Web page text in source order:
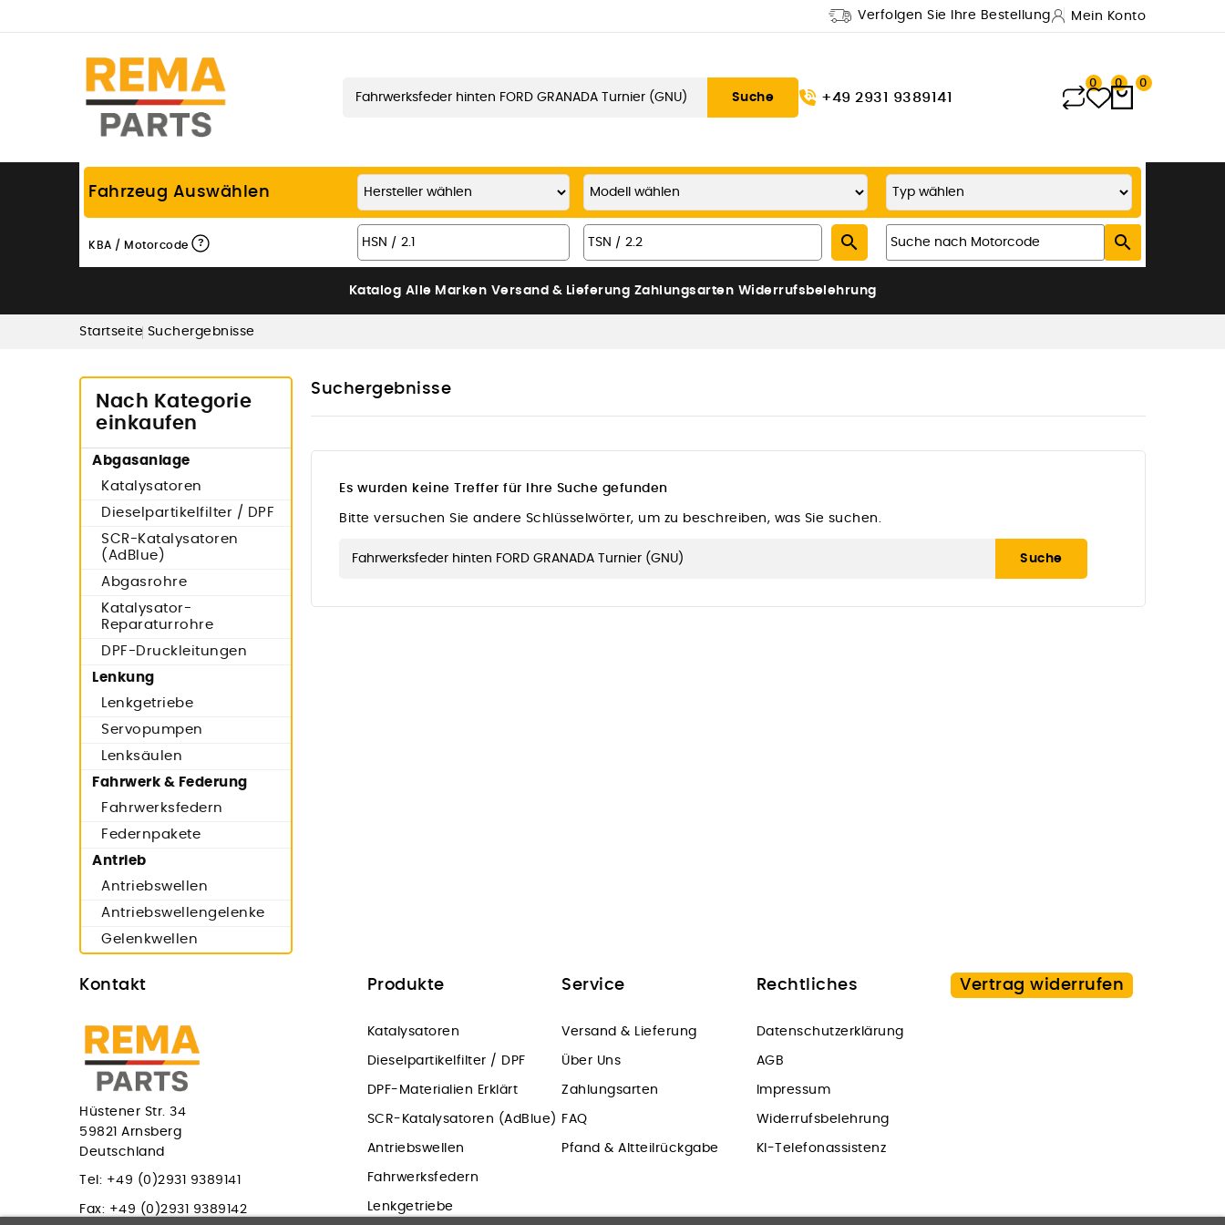
Verfolgen Sie Ihre Bestellung Mein Konto
Suche +49 2931 9389141
0 0 0
Fahrzeug Auswählen
KBA / Motorcode ?  
Katalog Alle Marken Versand & Lieferung Zahlungsarten Widerrufsbelehrung
Startseite Suchergebnisse
Nach Kategorie
einkaufen
Abgasanlage
Katalysatoren
Dieselpartikelfilter / DPF
SCR-Katalysatoren
(AdBlue)
Abgasrohre
Katalysator-
Reparaturrohre
DPF-Druckleitungen
Lenkung
Lenkgetriebe
Servopumpen
Lenksäulen
Fahrwerk & Federung
Fahrwerksfedern
Federnpakete
Antrieb
Antriebswellen
Antriebswellengelenke
Gelenkwellen
Suchergebnisse
Es wurden keine Treffer für Ihre Suche gefunden
Bitte versuchen Sie andere Schlüsselwörter, um zu beschreiben, was Sie suchen.
Suche
Kontakt
Hüstener Str. 34
59821 Arnsberg
Deutschland
Tel: +49 (0)2931 9389141
Fax: +49 (0)2931 9389142
Produkte
Katalysatoren
Dieselpartikelfilter / DPF
DPF-Materialien Erklärt
SCR-Katalysatoren (AdBlue)
Antriebswellen
Fahrwerksfedern
Lenkgetriebe
Service
Versand & Lieferung
Über Uns
Zahlungsarten
FAQ
Pfand & Altteilrückgabe
Rechtliches
Datenschutzerklärung
AGB
Impressum
Widerrufsbelehrung
KI-Telefonassistenz
Vertrag widerrufen